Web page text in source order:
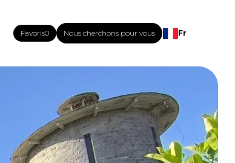
Favoris0 Nous cherchons pour vous Fr